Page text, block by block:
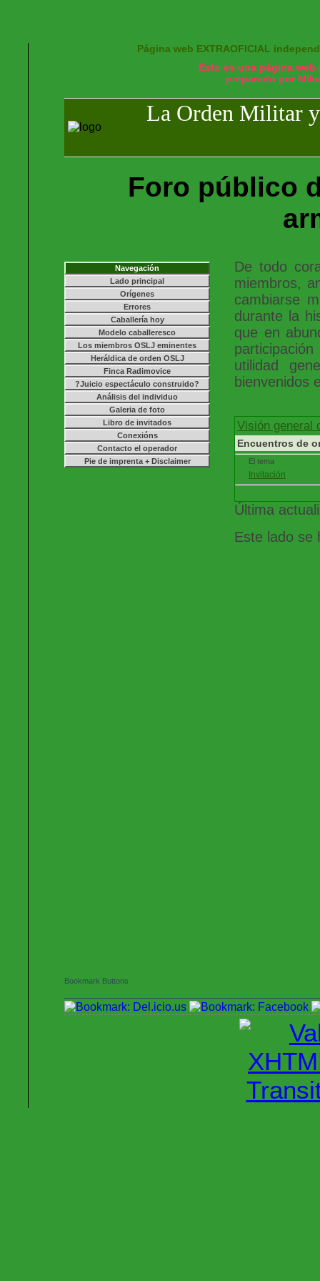
Página web EXTRAOFICIAL
Esto es una página
preparado por
La Orden Militar
Foro público
Navegación
Lado principal
Orígenes
Errores
Caballería hoy
Modelo caballeresco
Los miembros OSLJ eminentes
Heráldica de orden OSLJ
Finca Radimovice
?Juicio espectáculo construido?
Análisis del individuo
Galeria de foto
Libro de invitados
Conexións
Contacto el operador
Pie de imprenta + Disclaimer
De todo
miembros,
cambiarse
durante la
que en
utilidad
bienvenidos
Visión general
Encuentros de
El tema
Invitación
Última
Este lado se
Bookmark Buttons